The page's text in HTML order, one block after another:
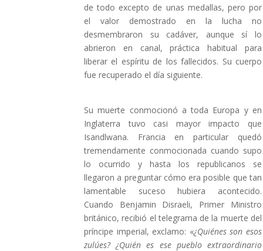
de todo excepto de unas medallas, pero por
el valor demostrado en la lucha no
desmembraron su cadáver, aunque sí lo
abrieron en canal, práctica habitual para
liberar el espíritu de los fallecidos. Su cuerpo
fue recuperado el día siguiente.
Su muerte conmocionó a toda Europa y en
Inglaterra tuvo casi mayor impacto que
Isandlwana. Francia en particular quedó
tremendamente conmocionada cuando supo
lo ocurrido y hasta los republicanos se
llegaron a preguntar cómo era posible que tan
lamentable suceso hubiera acontecido.
Cuando Benjamin Disraeli, Primer Ministro
británico, recibió el telegrama de la muerte del
príncipe imperial, exclamo: «¿Quiénes son esos
zulúes? ¿Quién es ese pueblo extraordinario